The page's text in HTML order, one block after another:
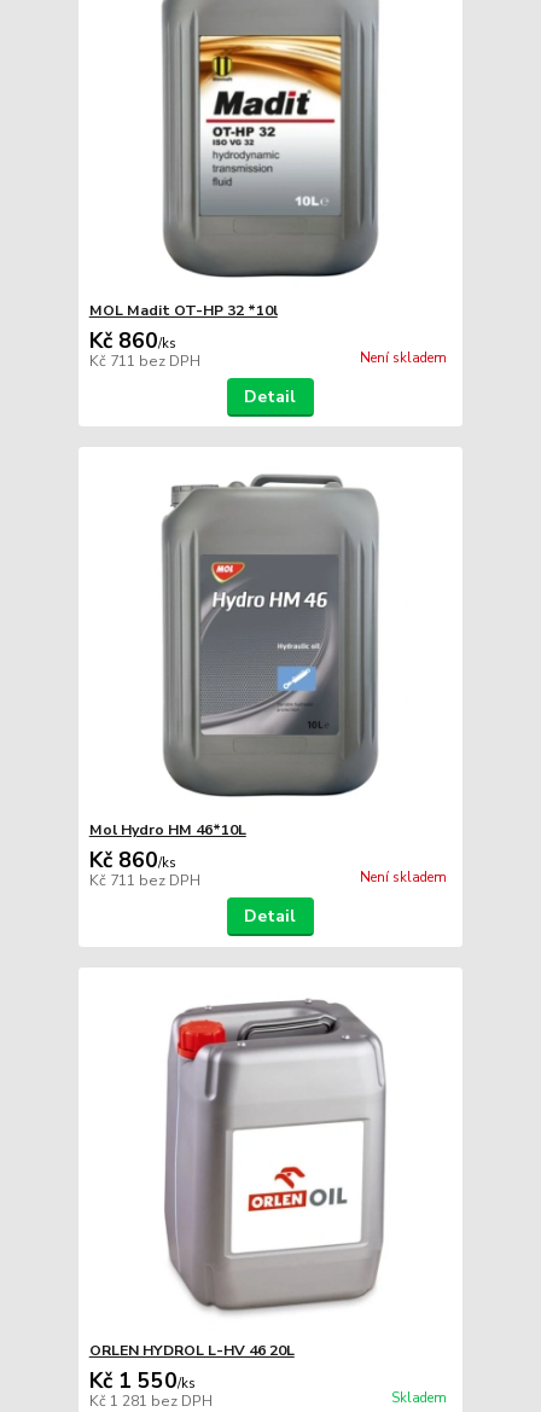
MOL Madit OT-HP 32 *10l
Kč 860/ks
Kč 711 bez DPH Není skladem
Detail
Mol Hydro HM 46*10L
Kč 860/ks
Kč 711 bez DPH Není skladem
Detail
ORLEN HYDROL L-HV 46 20L
Kč 1 550/ks
Kč 1 281 bez DPH Skladem